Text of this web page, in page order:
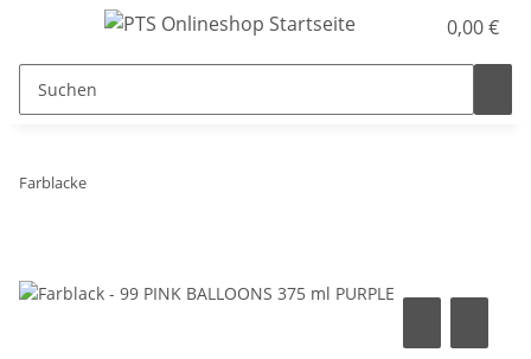
0,00 €
Farblacke